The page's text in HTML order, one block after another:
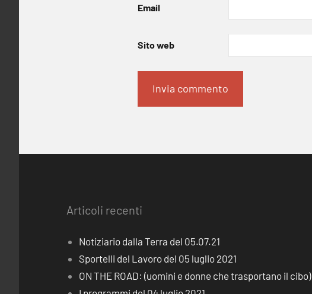
Email
Sito web
Articoli recenti
Notiziario dalla Terra del 05.07.21
Sportelli del Lavoro del 05 luglio 2021
ON THE ROAD: (uomini e donne che trasportano il cibo)